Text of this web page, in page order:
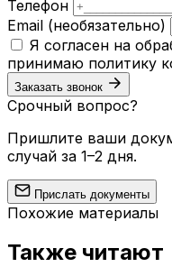
Телефон
Email (необязательно)
Я согласен на
принимаю политику
Заказать звонок
Срочный вопрос?
Пришлите ваши
случай за 1–2 дня.
Прислать документы
Похожие материалы
Также читают